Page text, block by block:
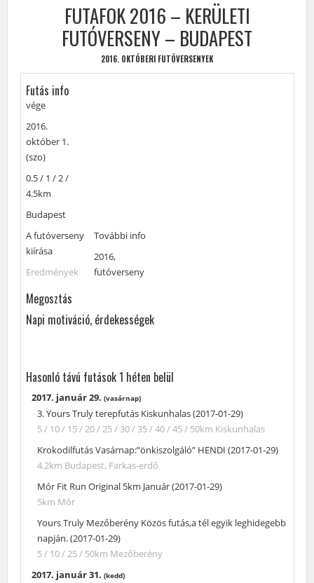
FUTAFOK 2016 – KERÜLETI
FUTÓVERSENY – BUDAPEST
2016. OKTÓBERI FUTÓVERSENYEK
Futás info
vége
vége
A
futóverseny
időpontja:
2016.
október 1.
(szo)
A
futóverseny
távja:
0.5 / 1 / 2 /
4.5km
A
futóverseny
helyszíne:
Budapest
A
futóverseny
kiírása:
A futóverseny
kiírása
Eredmények
További
információk
a
További info
Címke
2016,
futóverseny
Megosztás
Napi motiváció, érdekességek
Hasonló távú futások 1 héten belül
2017. január 29. (vasárnap)
3. Yours Truly terepfutás Kiskunhalas (2017-01-29)
5 / 10 / 15 / 20 / 25 / 30 / 35 / 40 / 45 / 50km Kiskunhalas
Krokodilfutás Vasárnap:”önkiszolgáló” HENDI (2017-01-29)
4.2km Budapest, Farkas-erdő
Mór Fit Run Original 5km Január (2017-01-29)
5km Mór
Yours Truly Mezőberény Közös futás,a tél egyik leghidegebb
napján. (2017-01-29)
5 / 10 / 25 / 50km Mezőberény
2017. január 31. (kedd)